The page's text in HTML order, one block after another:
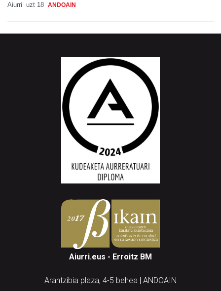
Aiurri uzt 18 ANDOAIN
Aiurri.eus - Erroitz BM
Arantzibia plaza, 4-5 behea | ANDOAIN